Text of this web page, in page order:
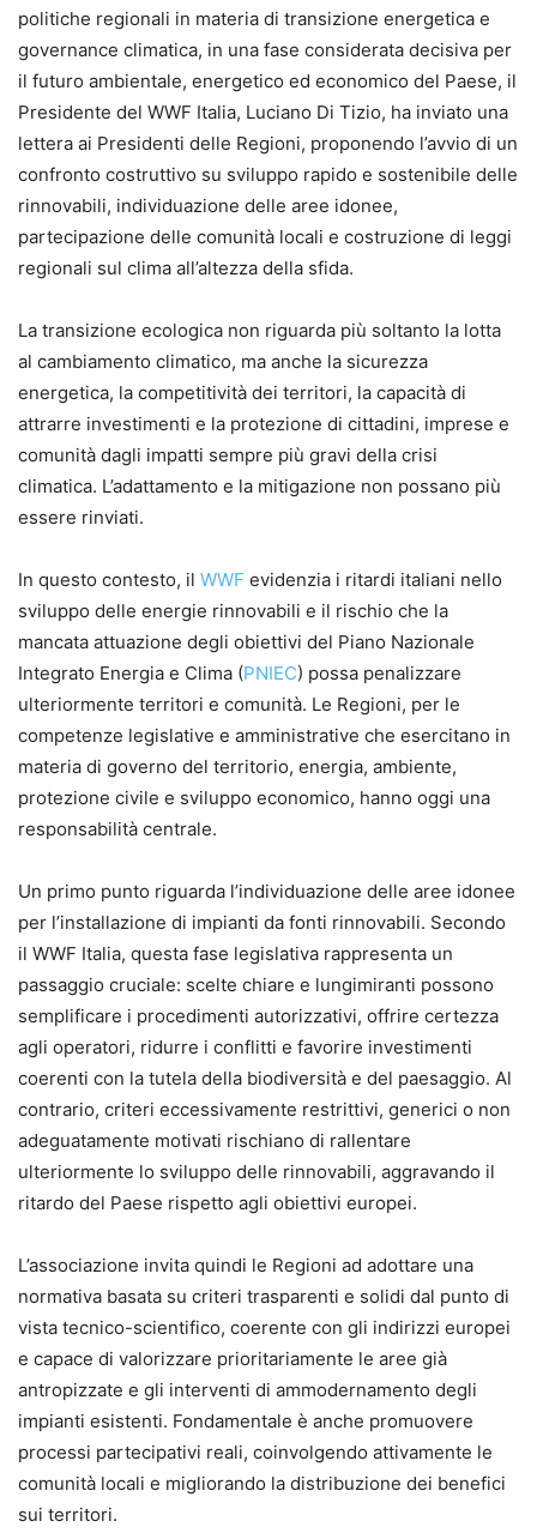
politiche regionali in materia di transizione energetica e
governance climatica, in una fase considerata decisiva per
il futuro ambientale, energetico ed economico del Paese, il
Presidente del WWF Italia, Luciano Di Tizio, ha inviato una
lettera ai Presidenti delle Regioni, proponendo l’avvio di un
confronto costruttivo su sviluppo rapido e sostenibile delle
rinnovabili, individuazione delle aree idonee,
partecipazione delle comunità locali e costruzione di leggi
regionali sul clima all’altezza della sfida.
La transizione ecologica non riguarda più soltanto la lotta
al cambiamento climatico, ma anche la sicurezza
energetica, la competitività dei territori, la capacità di
attrarre investimenti e la protezione di cittadini, imprese e
comunità dagli impatti sempre più gravi della crisi
climatica. L’adattamento e la mitigazione non possano più
essere rinviati.
In questo contesto, il WWF evidenzia i ritardi italiani nello
sviluppo delle energie rinnovabili e il rischio che la
mancata attuazione degli obiettivi del Piano Nazionale
Integrato Energia e Clima (PNIEC) possa penalizzare
ulteriormente territori e comunità. Le Regioni, per le
competenze legislative e amministrative che esercitano in
materia di governo del territorio, energia, ambiente,
protezione civile e sviluppo economico, hanno oggi una
responsabilità centrale.
Un primo punto riguarda l’individuazione delle aree idonee
per l’installazione di impianti da fonti rinnovabili. Secondo
il WWF Italia, questa fase legislativa rappresenta un
passaggio cruciale: scelte chiare e lungimiranti possono
semplificare i procedimenti autorizzativi, offrire certezza
agli operatori, ridurre i conflitti e favorire investimenti
coerenti con la tutela della biodiversità e del paesaggio. Al
contrario, criteri eccessivamente restrittivi, generici o non
adeguatamente motivati rischiano di rallentare
ulteriormente lo sviluppo delle rinnovabili, aggravando il
ritardo del Paese rispetto agli obiettivi europei.
L’associazione invita quindi le Regioni ad adottare una
normativa basata su criteri trasparenti e solidi dal punto di
vista tecnico-scientifico, coerente con gli indirizzi europei
e capace di valorizzare prioritariamente le aree già
antropizzate e gli interventi di ammodernamento degli
impianti esistenti. Fondamentale è anche promuovere
processi partecipativi reali, coinvolgendo attivamente le
comunità locali e migliorando la distribuzione dei benefici
sui territori.